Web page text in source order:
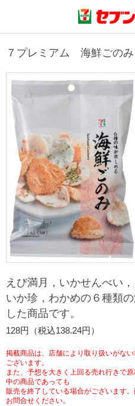
商品のご案内
商品のご案内トップ
今週の新商品
来週の新商品
商品カテゴリ一覧
セブンプレミアム
食の安全・安心への取組み
ギフト
プリペイドカード・金券
ニンテンドー・ダウンロードカ
セール・キャンペーン
サービス
サービストップ
nanacoトップ
マルチコピー機でできること
マルチコピー機でできることトッ
コピー
プリント
スキャン
ファクス
便利なサービス
宅配便
切手・はがき・印紙
セブン銀行ATM
ご利用可能なお支払い方法
チケットサービス
セブンチケット
イープラス
セブン‐イレブンでお受取り
セブンネットショッピング
企業情報
企業情報トップ
ニュースリリース
企業理念
会社概要
貸借対照表・損益計算書
沿革
私たちの取組み
サステナビリティ
サステナビリティトップ
セブン＆アイ・ホールディング
サステナビリティ活動基本方針
サステナビリティ推進体制
GREEN CHALLENGE 2050
加盟店オーナー募集
アルバイト情報
店舗検索
お問い合わせ
Language
７プレミアム 海鮮ごのみ
えび満月，いかせんべい
いか珍，わかめの６種類
した商品です。
128円（税込138.24円）
掲載商品は、店舗により取り扱いがな
ございます。
また、予想を大きく上回る売れ行きで
中の商品であっても
販売を終了している場合がございます
お問合せください。